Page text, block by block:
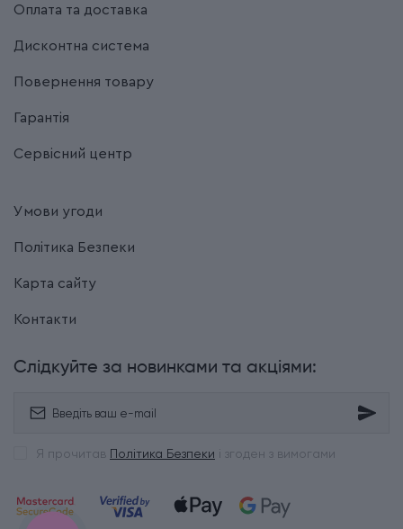
Оплата та доставка
Дисконтна система
Повернення товару
Гарантія
Сервісний центр
Умови угоди
Політика Безпеки
Карта сайту
Контакти
Слідкуйте за новинками та акціями:
Я прочитав Політика Безпеки і згоден з вимогами